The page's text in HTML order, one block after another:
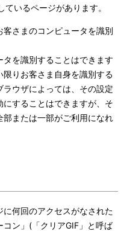
ているページがあります。
客さまのコンピュータを識別
タを識別することはできます
りお客さま自身を識別する
ウザによっては、その設定
することはできますが、そ
または一部がご利用になれ
何回のアクセスがなされた
ン」(「クリアGIF」と呼ば